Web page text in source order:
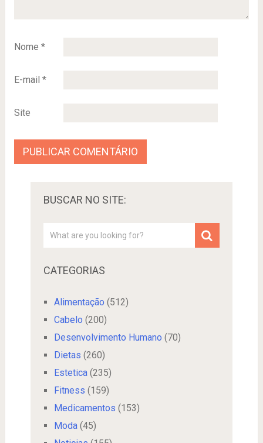
Nome *
E-mail *
Site
BUSCAR NO SITE:
CATEGORIAS
Alimentação (512)
Cabelo (200)
Desenvolvimento Humano (70)
Dietas (260)
Estetica(235)
Fitness (159)
Medicamentos (153)
Moda(45)